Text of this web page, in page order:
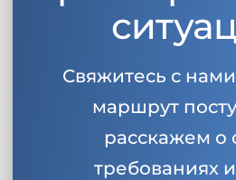
Свяжитесь с
маршрут
расскажем о
требованиях